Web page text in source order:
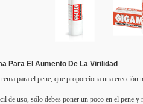
Para El Aumento De La Virilidad
para el pene, que proporciona una erección
de uso, sólo debes poner un poco en el pene